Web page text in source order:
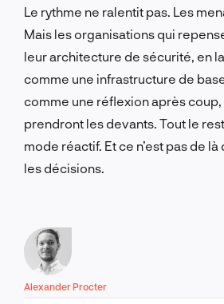
Le rythme ne ralentit pas. Les
Mais les organisations qui
leur architecture de sécurité, en
comme une infrastructure de
comme une réflexion après
prendront les devants. Tout le
mode réactif. Et ce n’est pas de
les décisions.
Alexander Procter